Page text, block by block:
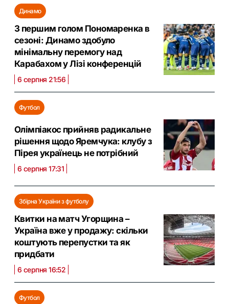
Динамо
З першим голом Пономаренка в
сезоні: Динамо здобуло
мінімальну перемогу над
Карабахом у Лізі конференцій
6 серпня 21:56
Футбол
Олімпіакос прийняв радикальне
рішення щодо Яремчука: клубу з
Пірея українець не потрібний
6 серпня 17:31
Збірна України з футболу
Квитки на матч Угорщина –
Україна вже у продажу: скільки
коштують перепустки та як
придбати
6 серпня 16:52
Футбол